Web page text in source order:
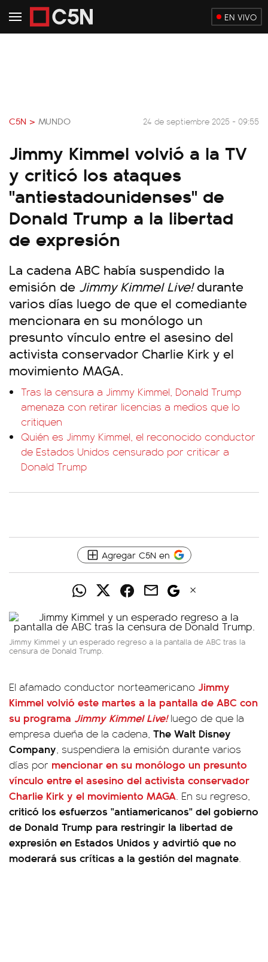
EN VIVO
C5N > MUNDO 24 de septiembre 2025 - 09:55
Jimmy Kimmel volvió a la TV
y criticó los ataques
"antiestadounidenses" de
Donald Trump a la libertad
de expresión
La cadena ABC había suspendido la
emisión de Jimmy Kimmel Live!durante
varios días luego de que el comediante
mencionara en su monólogo un
presunto vínculo entre el asesino del
activista conservador Charlie Kirk y el
movimiento MAGA.
Tras la censura a Jimmy Kimmel, Donald Trump
amenaza con retirar licencias a medios que lo
critiquen
Quién es Jimmy Kimmel, el reconocido conductor
de Estados Unidos censurado por criticar a
Donald Trump
Agregar C5N en
Jimmy Kimmel y un esperado regreso a la pantalla de ABC tras la
censura de Donald Trump.
El afamado conductor norteamericano Jimmy
Kimmel volvió este martes a la pantalla de ABC con
su programa Jimmy Kimmel Live!luego de que la
empresa dueña de la cadena, The Walt Disney
Company, suspendiera la emisión durante varios
días por mencionar en su monólogo un presunto
vínculo entre el asesino del activista conservador
Charlie Kirk y el movimiento MAGA. En su regreso,
criticó los esfuerzos "antiamericanos" del gobierno
de Donald Trump para restringir la libertad de
expresión en Estados Unidos y advirtió que no
moderará sus críticas a la gestión del magnate.